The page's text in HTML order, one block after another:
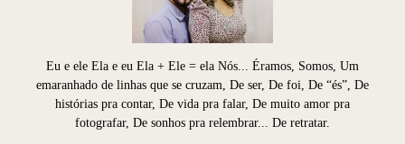
Eu e ele Ela e eu Ela + Ele = ela Nós... Éramos, Somos, Um
emaranhado de linhas que se cruzam, De ser, De foi, De “és”, De
histórias pra contar, De vida pra falar, De muito amor pra
fotografar, De sonhos pra relembrar... De retratar.